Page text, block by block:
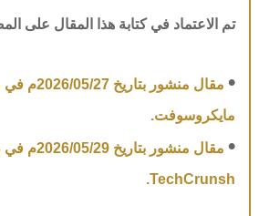
تم الاعتماد في كتابة هذا المقال على
•
مقال منشور
مايكروسوفت.
•
مقال منشور بتاريخ
TechCrunsh
.